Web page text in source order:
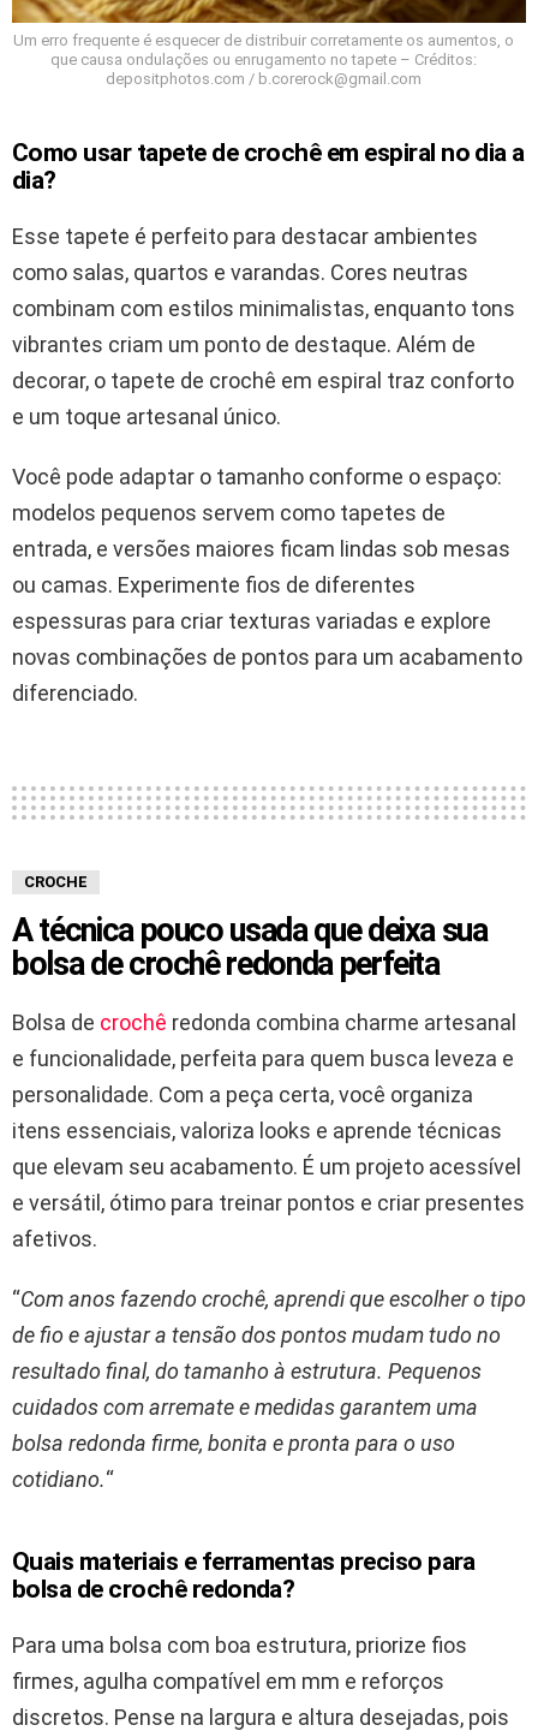
Um erro frequente é esquecer de distribuir corretamente os aumentos, o
que causa ondulações ou enrugamento no tapete – Créditos:
depositphotos.com / b.corerock@gmail.com
Como usar tapete de crochê em espiral no dia a
dia?
Esse tapete é perfeito para destacar ambientes
como salas, quartos e varandas. Cores neutras
combinam com estilos minimalistas, enquanto tons
vibrantes criam um ponto de destaque. Além de
decorar, o tapete de crochê em espiral traz conforto
e um toque artesanal único.
Você pode adaptar o tamanho conforme o espaço:
modelos pequenos servem como tapetes de
entrada, e versões maiores ficam lindas sob mesas
ou camas. Experimente fios de diferentes
espessuras para criar texturas variadas e explore
novas combinações de pontos para um acabamento
diferenciado.
CROCHE
A técnica pouco usada que deixa sua
bolsa de crochê redonda perfeita
Bolsa de crochê redonda combina charme artesanal
e funcionalidade, perfeita para quem busca leveza e
personalidade. Com a peça certa, você organiza
itens essenciais, valoriza looks e aprende técnicas
que elevam seu acabamento. É um projeto acessível
e versátil, ótimo para treinar pontos e criar presentes
afetivos.
“Com anos fazendo crochê, aprendi que escolher o tipo
de fio e ajustar a tensão dos pontos mudam tudo no
resultado final, do tamanho à estrutura. Pequenos
cuidados com arremate e medidas garantem uma
bolsa redonda firme, bonita e pronta para o uso
cotidiano.“
Quais materiais e ferramentas preciso para
bolsa de crochê redonda?
Para uma bolsa com boa estrutura, priorize fios
firmes, agulha compatível em mm e reforços
discretos. Pense na largura e altura desejadas, pois